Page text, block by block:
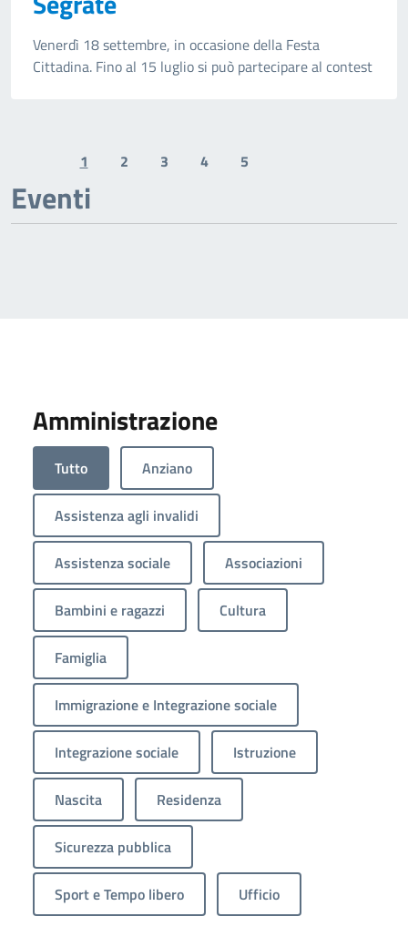
Venerdì 18 settembre, in occasione della Festa
Cittadina. Fino al 15 luglio si può partecipare al contest
Previous page
1 2 3 4 5
Eventi
Amministrazione
Tutto Anziano
Assistenza agli invalidi
Assistenza sociale Associazioni
Bambini e ragazzi Cultura
Famiglia
Immigrazione e Integrazione sociale
Integrazione sociale Istruzione
Nascita Residenza
Sicurezza pubblica
Sport e Tempo libero Ufficio